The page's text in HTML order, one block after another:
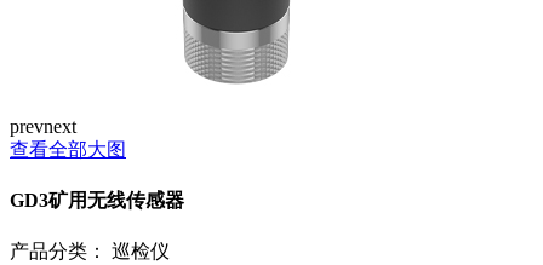
prevnext
查看全部大图
GD3矿用无线传感器
产品分类： 巡检仪